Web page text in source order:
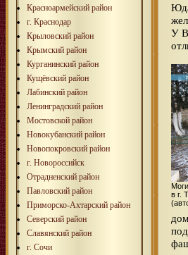
Красноармейский район
г. Краснодар
Крыловский район
Крымский район
Курганинский район
Кущёвский район
Лабинский район
Ленинградский район
Мостовской район
Новокубанский район
Новопокровский район
г. Новороссийск
Отрадненский район
Павловский район
Приморско-Ахтарский район
Северский район
Славянский район
г. Сочи
У
в г.